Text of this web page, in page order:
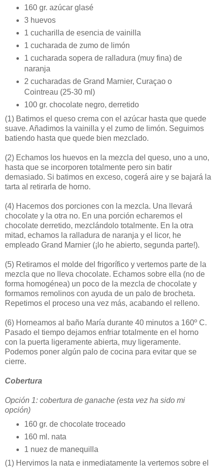
160 gr. azúcar glasé
3 huevos
1 cucharilla de esencia de vainilla
1 cucharada de zumo de limón
1 cucharada sopera de ralladura (muy fina) de
naranja
2 cucharadas de Grand Marnier, Curaçao o
Cointreau (25-30 ml)
100 gr. chocolate negro, derretido
(1) Batimos el queso crema con el azúcar hasta que quede
suave. Añadimos la vainilla y el zumo de limón. Seguimos
batiendo hasta que quede bien mezclado.
(2) Echamos los huevos en la mezcla del queso, uno a uno,
hasta que se incorporen totalmente pero sin batir
demasiado. Si batimos en exceso, cogerá aire y se bajará la
tarta al retirarla de horno.
(4) Hacemos dos porciones con la mezcla. Una llevará
chocolate y la otra no. En una porción echaremos el
chocolate derretido, mezclándolo totalmente. En la otra
mitad, echamos la ralladura de naranja y el licor, he
empleado Grand Marnier (¡lo he abierto, segunda parte!).
(5) Retiramos el molde del frigorífico y vertemos parte de la
mezcla que no lleva chocolate. Echamos sobre ella (no de
forma homogénea) un poco de la mezcla de chocolate y
formamos remolinos con ayuda de un palo de brocheta.
Repetimos el proceso una vez más, acabando el relleno.
(6) Horneamos al baño María durante 40 minutos a 160º C.
Pasado el tiempo dejamos enfriar totalmente en el horno
con la puerta ligeramente abierta, muy ligeramente.
Podemos poner algún palo de cocina para evitar que se
cierre.
Cobertura
Opción 1: cobertura de ganache (esta vez ha sido mi
opción)
160 gr. de chocolate troceado
160 ml. nata
1 nuez de manequilla
(1) Hervimos la nata e inmediatamente la vertemos sobre el